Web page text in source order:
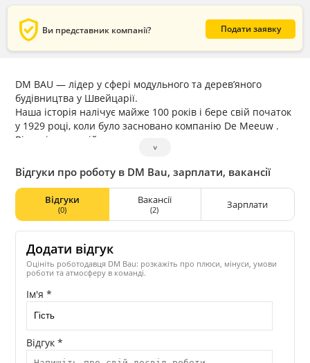
verified_user Ви представник компанії? Подати заявку
DM BAU — лідер у сфері модульного та дерев’яного
будівництва у Швейцарії.
Наша історія налічує майже 100 років і бере свій початок
у 1929 році, коли було засновано компанію De Meeuw .
Відтоді ми постійно розвивалися та системно
розширювали нашу експертизу у сфері модульного
будівництва.
Ми завжди пишалися тим, що пропонуємо нашим
клієнтам високоякісні та індивідуальні рішення у сфері
модульного та дерев’яного будівництва, які відповідають
найвищим стандартам якості, сталого розвитку та
ефективності. Наш багаторічний досвід у поєднанні з
інноваційним підходом і пристрастю до модульного
будівництва роблять нас надійним партнером для
реалізації проєктів будь-якого масштабу та складності.
ТОВ ДМ БАУ є дочірньою компанією міжнародної
швейцарської компанії DM Bau AG, яка реалізує проєкти
для промисловості, бізнесу, державного сектору та сфери
охорони здоров’я.
В Україні ми зосереджуємося на відбудові країни,
˅
Відгуки про роботу в DM Bau, зарплати, вакансії
Відгуки
(0)
Вакансії
(2) Зарплати
Додати відгук
Оцініть роботодавця DM Bau: розкажіть про плюси, мінуси, умови
роботи та атмосферу в команді.
Ім'я *
Відгук *